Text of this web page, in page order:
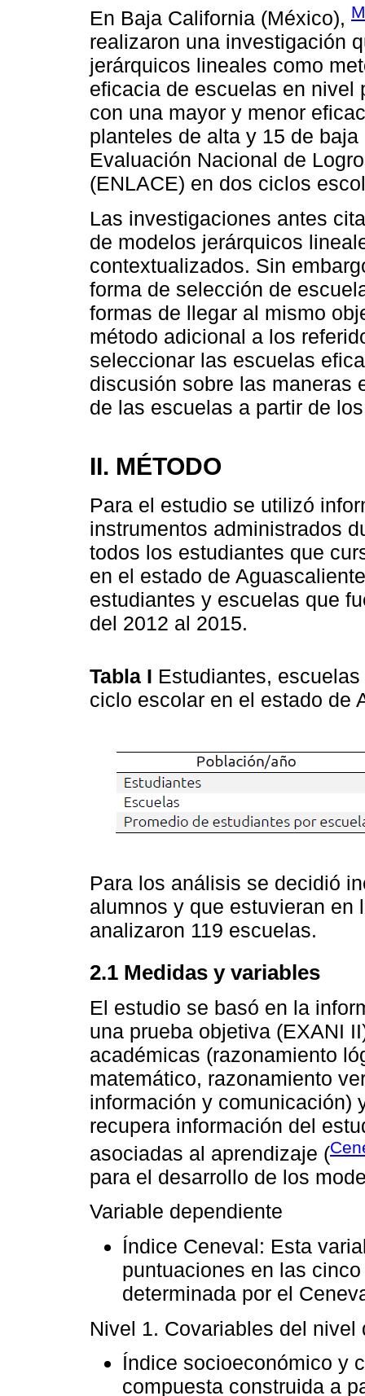
En Baja California (México),
realizaron una investigación
jerárquicos lineales como
eficacia de escuelas en nivel
con una mayor y menor
planteles de alta y 15 de
Evaluación Nacional de
(ENLACE) en dos ciclos
Las investigaciones antes
de modelos jerárquicos
contextualizados. Sin
forma de selección de
formas de llegar al mismo
método adicional a los
seleccionar las escuelas
discusión sobre las maneras
de las escuelas a partir de
II. MÉTODO
Para el estudio se utilizó
instrumentos administrados
todos los estudiantes que
en el estado de
estudiantes y escuelas que
del 2012 al 2015.
Tabla I Estudiantes,
ciclo escolar en el estado de
Para los análisis se decidió
alumnos y que estuvieran en
analizaron 119 escuelas.
2.1 Medidas y variables
El estudio se basó en la
una prueba objetiva (EXANI
académicas (razonamiento
matemático, razonamiento
información y comunicación)
recupera información del
asociadas al aprendizaje (
para el desarrollo de los
Variable dependiente
Índice Ceneval: Esta
puntuaciones en las
determinada por el
Nivel 1. Covariables del nivel
Índice socioeconómico y
compuesta construida a